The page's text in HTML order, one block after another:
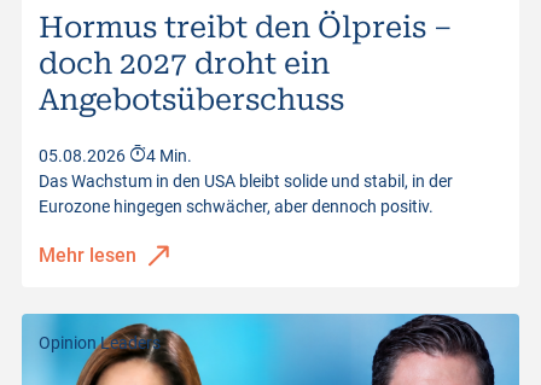
Hormus treibt den Ölpreis –
doch 2027 droht ein
Angebotsüberschuss
05.08.2026
4 Min.
Das Wachstum in den USA bleibt solide und stabil, in der
Eurozone hingegen schwächer, aber dennoch positiv.
Mehr lesen
Opinion Leaders